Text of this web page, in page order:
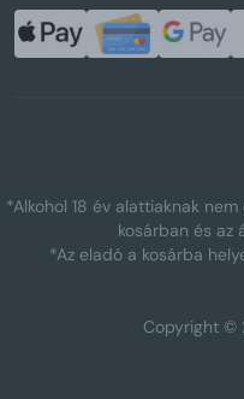
*Alkohol 18 év alattiaknak
kosárban és az
*Az eladó a kosárba
Copyright ©